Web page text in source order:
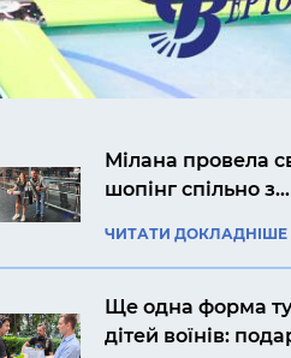
Мілана провела
шопінг спільно з
вертольоти»
ЧИТАТИ ДОКЛАДНІШЕ
Ще одна форма
дітей воїнів: